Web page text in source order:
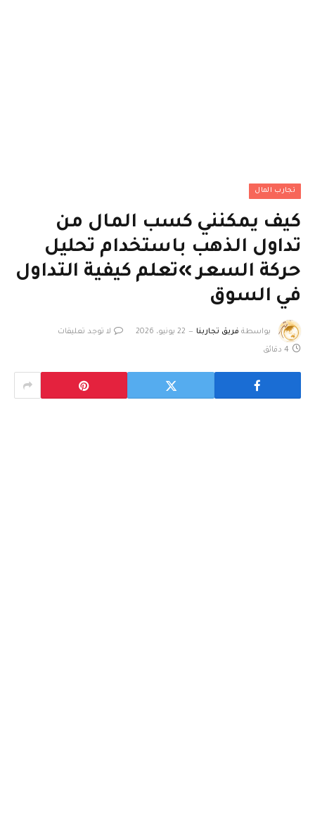
تجارب المال
كيف يمكنني كسب المال من
تداول الذهب باستخدام تحليل
حركة السعر »تعلم كيفية التداول
في السوق
بواسطة فريق تجاربنا 22 يونيو، 2026 لا توجد تعليقات
4 دقائق